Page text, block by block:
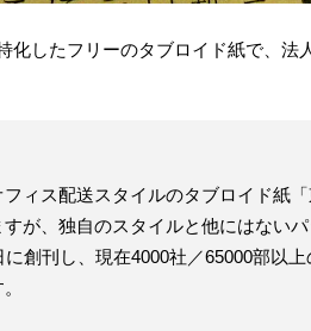
化したフリーのタブロイド紙で、法
フィス配送スタイルのタブロイド紙
が、独自のスタイルと他にはない
創刊し、現在4000社／65000部以